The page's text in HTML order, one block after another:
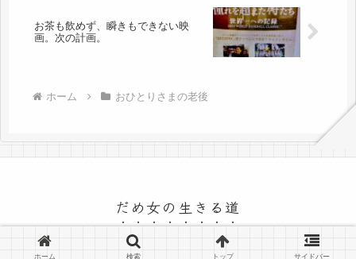
お茶も飲めず、瞬きもできない映
画。次の計画。
ホーム おひとりさまの老後
だめ女の生きる道
© 2015 だめ女の生きる道.
ホーム 検索 トップ サイドバー